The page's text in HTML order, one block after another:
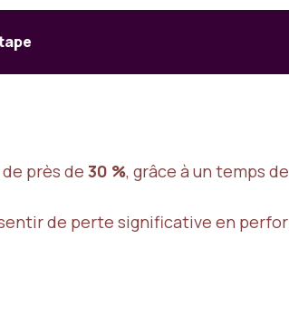
près de 30 %, grâce à un temps
de perte significative en